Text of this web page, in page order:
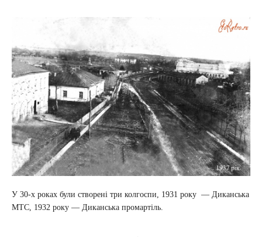
У 30-х роках були створені три колгоспи, 1931 року — Диканська
МТС, 1932 року — Диканська промартіль.